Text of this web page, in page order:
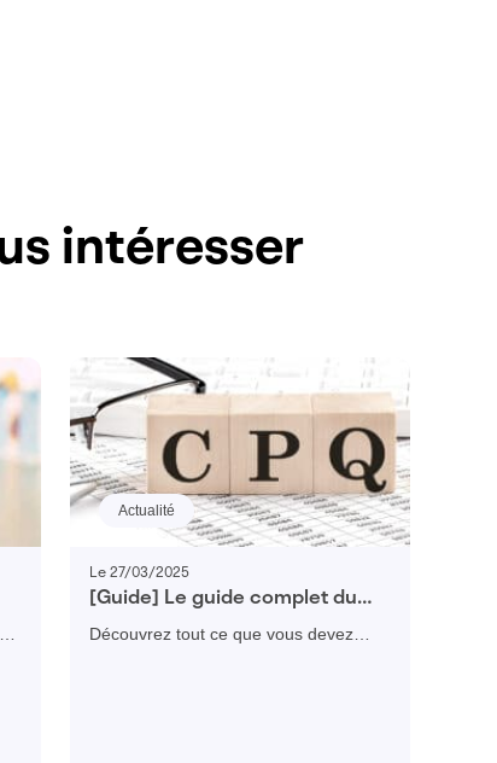
intéresser
Actualité
Le 27/03/2025
[Guide] Le guide complet du
CPQ
Découvrez tout ce que vous devez